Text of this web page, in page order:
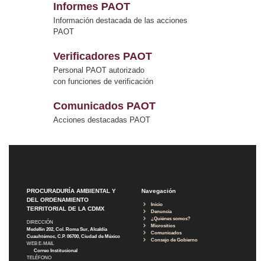
Informes PAOT
Información destacada de las acciones
PAOT
Verificadores PAOT
Personal PAOT autorizado
con funciones de verificación
Comunicados PAOT
Acciones destacadas PAOT
PROCURADURÍA AMBIENTAL Y
DEL ORDENAMIENTO
TERRITORIAL DE LA CDMX
DIRECCIÓN
Medellín 202, Col. Roma Sur, Alcaldía
Cuauhtémoc, C.P. 06700, Ciudad de México
WEB E-MAIL
Correo Institucional
TELÉFONO
Navegación
Inicio
Denuncia
¿Quiénes somos?
Micrositios
Comunicados
Consejo de Gobierno